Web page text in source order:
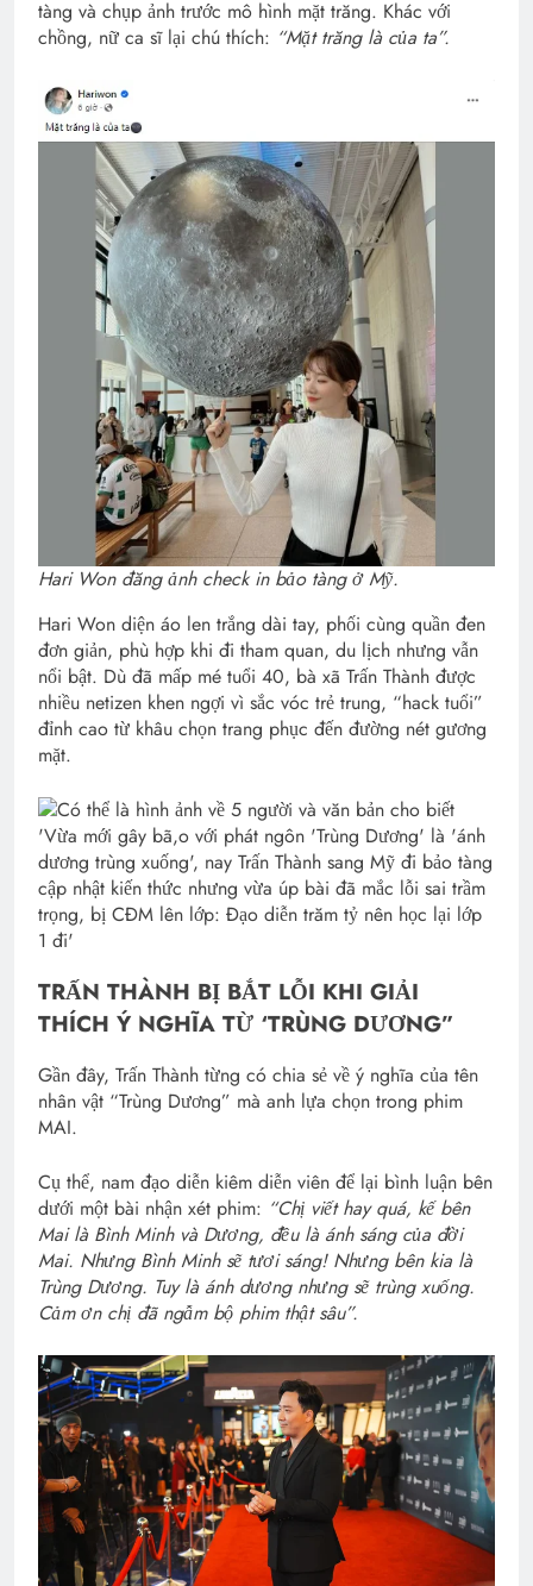
tàng và chụp ảnh trước mô hình mặt trăng. Khác với
chồng, nữ ca sĩ lại chú thích: “Mặt trăng là của ta”.
Hari Won đăng ảnh check in bảo tàng ở Mỹ.
Hari Won diện áo len trắng dài tay, phối cùng quần đen
đơn giản, phù hợp khi đi tham quan, du lịch nhưng vẫn
nổi bật. Dù đã mấp mé tuổi 40, bà xã Trấn Thành được
nhiều netizen khen ngợi vì sắc vóc trẻ trung, “hack tuổi”
đỉnh cao từ khâu chọn trang phục đến đường nét gương
mặt.
TRẤN THÀNH BỊ BẮT LỖI KHI GIẢI
THÍCH Ý NGHĨA TỪ ‘TRÙNG DƯƠNG”
Gần đây, Trấn Thành từng có chia sẻ về ý nghĩa của tên
nhân vật “Trùng Dương” mà anh lựa chọn trong phim
MAI.
Cụ thể, nam đạo diễn kiêm diễn viên để lại bình luận bên
dưới một bài nhận xét phim: “Chị viết hay quá, kế bên
Mai là Bình Minh và Dương, đều là ánh sáng của đời
Mai. Nhưng Bình Minh sẽ tươi sáng! Nhưng bên kia là
Trùng Dương. Tuy là ánh dương nhưng sẽ trùng xuống.
Cảm ơn chị đã ngẫm bộ phim thật sâu”.